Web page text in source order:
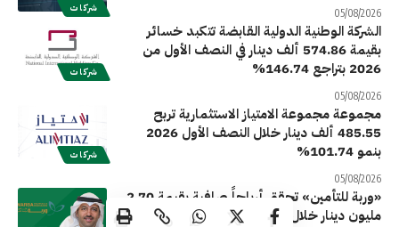
شركات 05/08/2026
شركات
الشركة الوطنية الدولية القابضة تتكبد خسائر
بقيمة 574.86 ألف دينار في النصف الأول من
2026 بتراجع 146.74%
05/08/2026
شركات
مجموعة مجموعة الامتياز الاستثمارية تربح
485.55 ألف دينار خلال النصف الأول 2026
بنمو 101.74%
05/08/2026
«وربة للتأمين» تحقق أرباحاً صافية بقيمة 2.70
مليون دينار خلال النصف الأول من 2026